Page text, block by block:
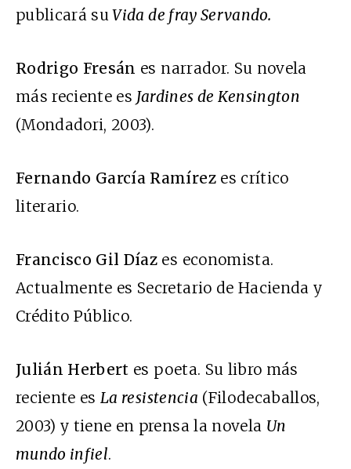
publicará suVida de fray Servando.
Rodrigo Fresán es narrador. Su novela
más reciente es Jardines de Kensington
(Mondadori, 2003).
Fernando García Ramírezes crítico
literario.
Francisco Gil Díaz es economista.
Actualmente es Secretario de Hacienda y
Crédito Público.
Julián Herbert es poeta. Su libro más
reciente esLa resistencia (Filodecaballos,
2003) y tiene en prensa la novela Un
mundo infiel.